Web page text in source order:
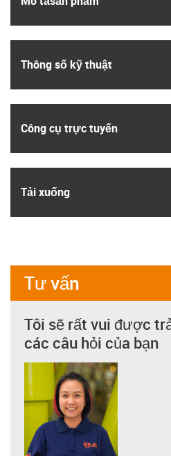
Thông số kỹ thuật
Công cụ trực tuyến
Tải xuống
Tư vấn
Tôi sẽ rất vui được
các câu hỏi của bạn